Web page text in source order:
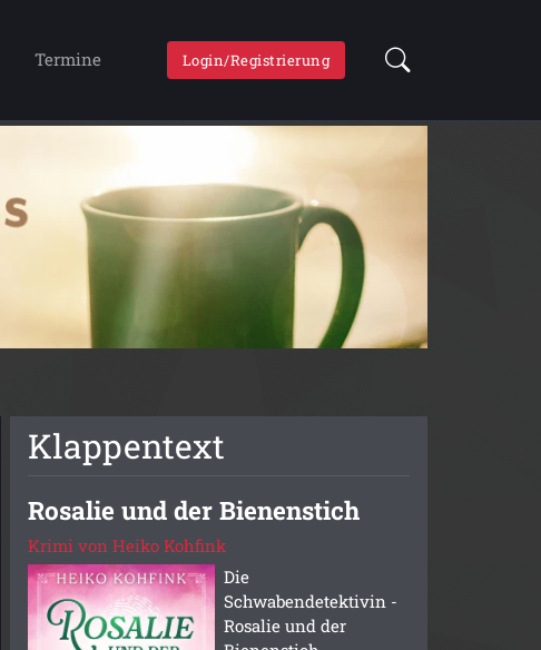
Termine Login/Registrierung
Klappentext
Rosalie und der Bienenstich
Krimi von Heiko Kohfink
Die
Schwabendetektivin -
Rosalie und der